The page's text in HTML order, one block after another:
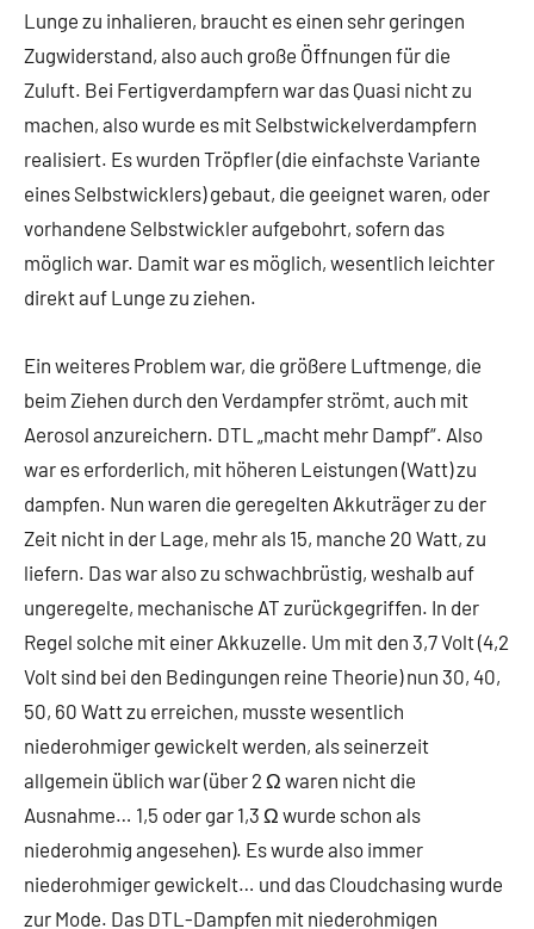
Lunge zu inhalieren, braucht es einen sehr geringen
Zugwiderstand, also auch große Öffnungen für die
Zuluft. Bei Fertigverdampfern war das Quasi nicht zu
machen, also wurde es mit Selbstwickelverdampfern
realisiert. Es wurden Tröpfler (die einfachste Variante
eines Selbstwicklers) gebaut, die geeignet waren, oder
vorhandene Selbstwickler aufgebohrt, sofern das
möglich war. Damit war es möglich, wesentlich leichter
direkt auf Lunge zu ziehen.
Ein weiteres Problem war, die größere Luftmenge, die
beim Ziehen durch den Verdampfer strömt, auch mit
Aerosol anzureichern. DTL „macht mehr Dampf“. Also
war es erforderlich, mit höheren Leistungen (Watt) zu
dampfen. Nun waren die geregelten Akkuträger zu der
Zeit nicht in der Lage, mehr als 15, manche 20 Watt, zu
liefern. Das war also zu schwachbrüstig, weshalb auf
ungeregelte, mechanische AT zurückgegriffen. In der
Regel solche mit einer Akkuzelle. Um mit den 3,7 Volt (4,2
Volt sind bei den Bedingungen reine Theorie) nun 30, 40,
50, 60 Watt zu erreichen, musste wesentlich
niederohmiger gewickelt werden, als seinerzeit
allgemein üblich war (über 2 Ω waren nicht die
Ausnahme… 1,5 oder gar 1,3 Ω wurde schon als
niederohmig angesehen). Es wurde also immer
niederohmiger gewickelt… und das Cloudchasing wurde
zur Mode. Das DTL-Dampfen mit niederohmigen